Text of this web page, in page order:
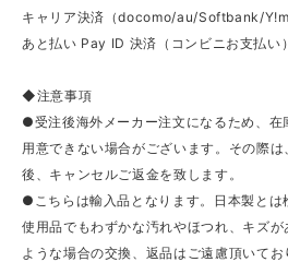
キャリア決済（docomo/au/Softbank/
あと払い Pay ID 決済（コンビニお支払い）
◆注意事項
●受注後海外メーカー注文になるため、在
用意できない場合がございます。その際
後、キャンセルご返金を致します。
●こちらは輸入品となります。日本製とは
使用品でもわずかな汚れやほつれ、キズ
ような場合の交換、返品はご遠慮頂いてお